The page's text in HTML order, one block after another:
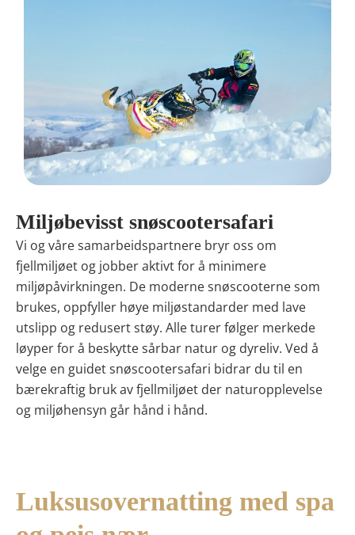
Miljøbevisst snøscootersafari
Vi og våre samarbeidspartnere bryr oss om
fjellmiljøet og jobber aktivt for å minimere
miljøpåvirkningen. De moderne snøscooterne som
brukes, oppfyller høye miljøstandarder med lave
utslipp og redusert støy. Alle turer følger merkede
løyper for å beskytte sårbar natur og dyreliv. Ved å
velge en guidet snøscootersafari bidrar du til en
bærekraftig bruk av fjellmiljøet der naturopplevelse
og miljøhensyn går hånd i hånd.
Luksusovernatting med spa